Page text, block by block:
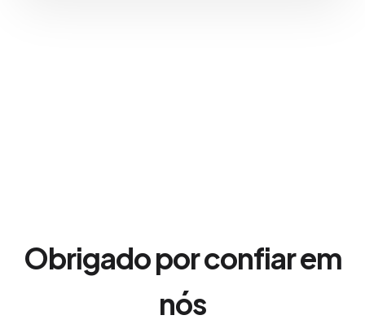
Obrigado por confiar em
nós